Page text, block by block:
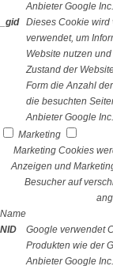
Anbieter Google Inc.
_gid
Dieses Cookie wird
verwendet, um
Website nutzen
Zustand der
Form die Anzahl
die besuchten
Anbieter Google Inc.
Marketing
Marketing Cookies
Anzeigen und
Besucher auf
Name
NID
Google verwendet
Produkten wie der
Anbieter Google Inc.